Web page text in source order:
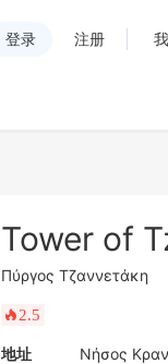
登录 注册
Tower of
Πύργος Τζαννετάκη
󰺂 2.5
地址 Νήσος